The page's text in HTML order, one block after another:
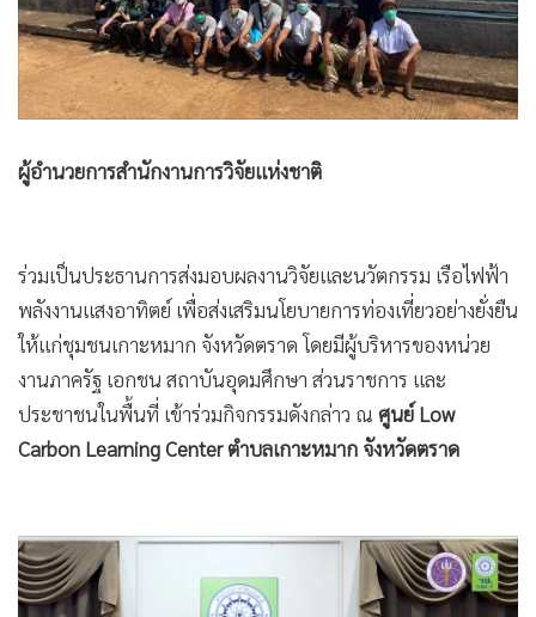
• News1
• Gotomanager
ผู้อำนวยการสำนักงานการวิจัยแห่งชาติ
ร่วมเป็นประธานการส่งมอบผลงานวิจัยและนวัตกรรม เรือไฟฟ้า
พลังงานแสงอาทิตย์ เพื่อส่งเสริมนโยบายการท่องเที่ยวอย่างยั่งยืน
ให้แก่ชุมชนเกาะหมาก จังหวัดตราด โดยมีผู้บริหารของหน่วย
งานภาครัฐ เอกชน สถาบันอุดมศึกษา ส่วนราชการ และ
ประชาชนในพื้นที่ เข้าร่วมกิจกรรมดังกล่าว ณ ศูนย์ Low
Carbon Learning Center ตำบลเกาะหมาก จังหวัดตราด